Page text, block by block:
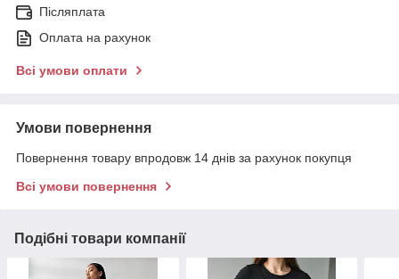
Післяплата
Оплата на рахунок
Всі умови оплати
Умови повернення
Повернення товару впродовж 14 днів за рахунок покупця
Всі умови повернення
Подібні товари компанії